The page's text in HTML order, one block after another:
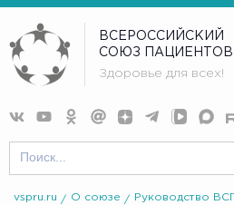
ВСЕРОССИЙСКИЙ
СОЮЗ ПАЦИЕНТОВ
Здоровье для всех!
vspru.ru О союзе Руководство ВСП